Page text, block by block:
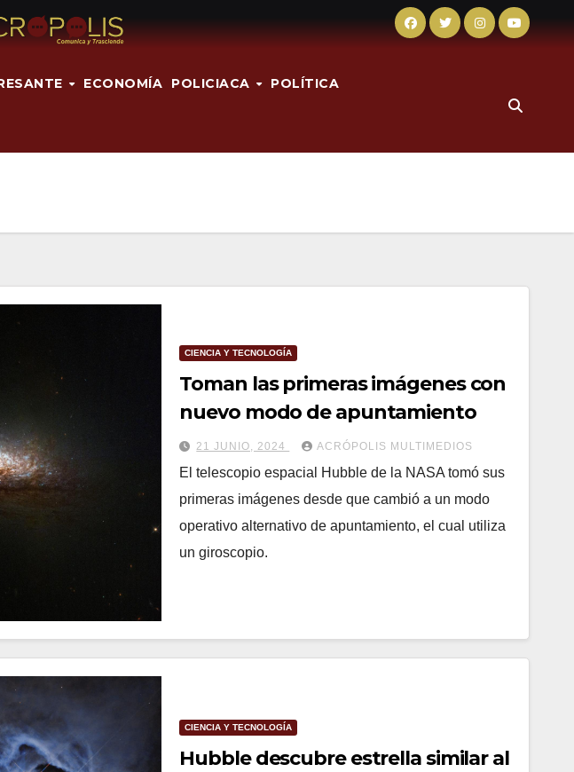
ECONOMÍA POLICIACA POLÍTICA
CIENCIA Y TECNOLOGÍA
Toman las primeras imágenes con
nuevo modo de apuntamiento
21 JUNIO, 2024 ACRÓPOLIS MULTIMEDIOS
El telescopio espacial Hubble de la NASA tomó sus
primeras imágenes desde que cambió a un modo
operativo alternativo de apuntamiento, el cual utiliza
un giroscopio.
CIENCIA Y TECNOLOGÍA
Hubble descubre estrella similar al